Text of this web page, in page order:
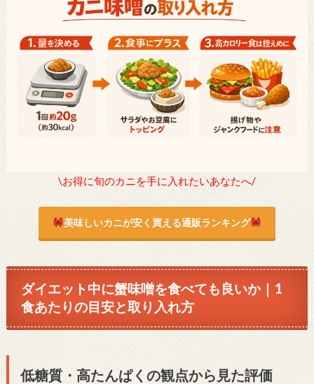
\お得に旬のカニを手に入れたいあなたへ/
美味しいカニが安く買える通販ランキング
ダイエット中に蟹味噌を食べても良いか｜1
食あたりの目安と取り入れ方
低糖質・高たんぱくの観点から見た評価